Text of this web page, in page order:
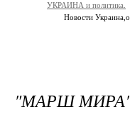
УКРАИНА и политика.
Новости
"МАРШ